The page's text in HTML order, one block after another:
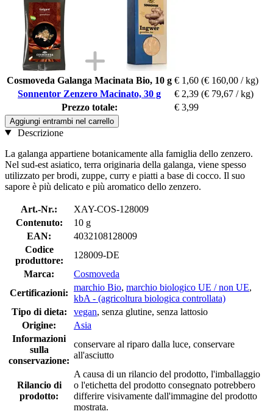
Cosmoveda Galanga Macinata Bio, 10 g € 1,60 (€ 160,00 / kg)
Sonnentor Zenzero Macinato, 30 g
€ 2,39 (€ 79,67 / kg)
Prezzo totale:
€ 3,99
Aggiungi entrambi nel carrello
Descrizione
La galanga appartiene botanicamente alla famiglia dello zenzero.
Nel sud-est asiatico, terra originaria della galanga, viene spesso
utilizzato per brodi, zuppe, curry e piatti a base di cocco. Il suo
sapore è più delicato e più aromatico dello zenzero.
Art.-Nr.:
XAY-COS-128009
Contenuto:
10 g
EAN:
4032108128009
Codice
produttore:
128009-DE
Marca:
Cosmoveda
Certificazioni:
marchio Bio, marchio biologico UE / non UE,
kbA - (agricoltura biologica controllata)
Tipo di dieta:
vegan, senza glutine, senza lattosio
Origine:
Asia
Informazioni
sulla
conservazione:
conservare al riparo dalla luce, conservare
all'asciutto
Rilancio di
prodotto:
A causa di un rilancio del prodotto, l'imballaggio
o l'etichetta del prodotto consegnato potrebbero
differire visivamente dall'immagine del prodotto
mostrata.